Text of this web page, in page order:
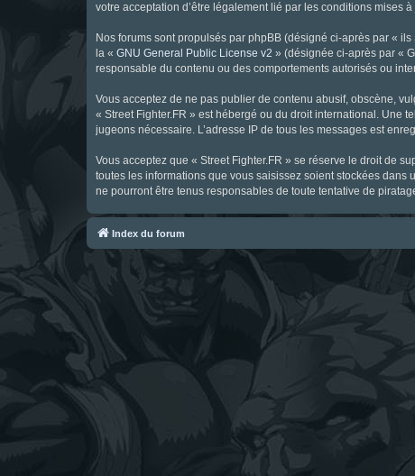
votre acceptation d’être légalement lié par les conditions mises
Nos forums sont propulsés par phpBB (désigné ci-après par «
la « GNU General Public License v2 » (désignée ci-après par «
responsable du contenu ou des comportements autorisés ou
Vous acceptez de ne pas publier de contenu abusif, obscène,
« Street Fighter.FR » est hébergé ou du droit international. Une
jugeons nécessaire. L’adresse IP de tous les messages est
Vous acceptez que « Street Fighter.FR » se réserve le droit de
toutes les informations que vous saisissez soient stockées
ne pourront être tenus responsables de toute tentative de
Index du forum